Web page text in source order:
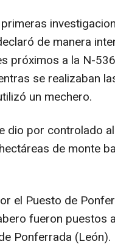
de manera
próximos a la N-
se realizaban
un mechero.
dio por controlado
de monte
el Puesto de
fueron puestos
Ponferrada (León).